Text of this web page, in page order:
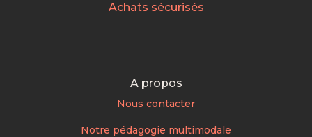
Achats sécurisés
A propos
Nous contacter
Notre pédagogie multimodale